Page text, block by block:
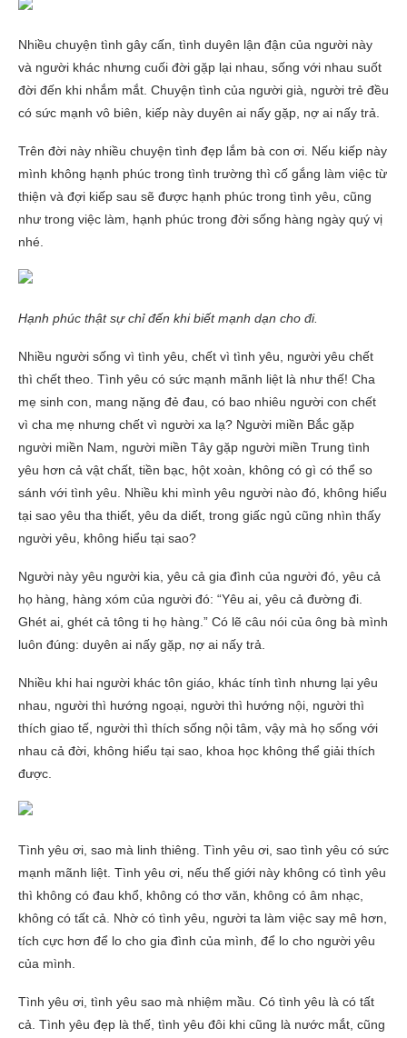
Nhiều chuyện tình gây cấn, tình duyên lận đận của người này
và người khác nhưng cuối đời gặp lại nhau, sống với nhau suốt
đời đến khi nhắm mắt. Chuyện tình của người già, người trẻ đều
có sức mạnh vô biên, kiếp này duyên ai nấy gặp, nợ ai nấy trả.
Trên đời này nhiều chuyện tình đẹp lắm bà con ơi. Nếu kiếp này
mình không hạnh phúc trong tình trường thì cố gắng làm việc từ
thiện và đợi kiếp sau sẽ được hạnh phúc trong tình yêu, cũng
như trong việc làm, hạnh phúc trong đời sống hàng ngày quý vị
nhé.
Hạnh phúc thật sự chỉ đến khi biết mạnh dạn cho đi.
Nhiều người sống vì tình yêu, chết vì tình yêu, người yêu chết
thì chết theo. Tình yêu có sức mạnh mãnh liệt là như thế! Cha
mẹ sinh con, mang nặng đẻ đau, có bao nhiêu người con chết
vì cha mẹ nhưng chết vì người xa lạ? Người miền Bắc gặp
người miền Nam, người miền Tây gặp người miền Trung tình
yêu hơn cả vật chất, tiền bạc, hột xoàn, không có gì có thể so
sánh với tình yêu. Nhiều khi mình yêu người nào đó, không hiểu
tại sao yêu tha thiết, yêu da diết, trong giấc ngủ cũng nhìn thấy
người yêu, không hiểu tại sao?
Người này yêu người kia, yêu cả gia đình của người đó, yêu cả
họ hàng, hàng xóm của người đó: “Yêu ai, yêu cả đường đi.
Ghét ai, ghét cả tông ti họ hàng.” Có lẽ câu nói của ông bà mình
luôn đúng: duyên ai nấy gặp, nợ ai nấy trả.
Nhiều khi hai người khác tôn giáo, khác tính tình nhưng lại yêu
nhau, người thì hướng ngoại, người thì hướng nội, người thì
thích giao tế, người thì thích sống nội tâm, vậy mà họ sống với
nhau cả đời, không hiểu tại sao, khoa học không thể giải thích
được.
Tình yêu ơi, sao mà linh thiêng. Tình yêu ơi, sao tình yêu có sức
mạnh mãnh liệt. Tình yêu ơi, nếu thế giới này không có tình yêu
thì không có đau khổ, không có thơ văn, không có âm nhạc,
không có tất cả. Nhờ có tình yêu, người ta làm việc say mê hơn,
tích cực hơn để lo cho gia đình của mình, để lo cho người yêu
của mình.
Tình yêu ơi, tình yêu sao mà nhiệm mầu. Có tình yêu là có tất
cả. Tình yêu đẹp là thế, tình yêu đôi khi cũng là nước mắt, cũng